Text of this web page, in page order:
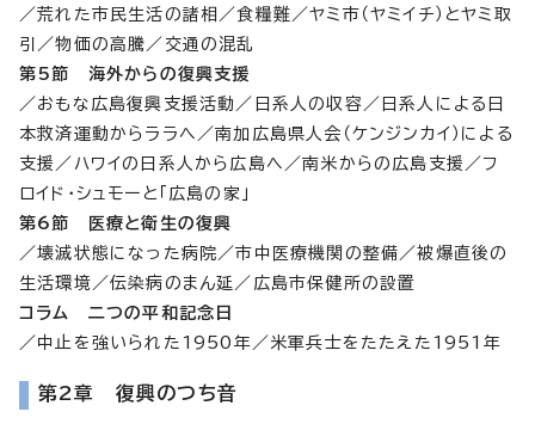
／荒れた市民生活の諸相／食糧難／ヤミ市（ヤミイチ）とヤミ取
引／物価の高騰／交通の混乱
第5節 海外からの復興支援
／おもな広島復興支援活動／日系人の収容／日系人による日
本救済運動からララへ／南加広島県人会（ケンジンカイ）による
支援／ハワイの日系人から広島へ／南米からの広島支援／フ
ロイド・シュモーと「広島の家」
第6節 医療と衛生の復興
／壊滅状態になった病院／市中医療機関の整備／被爆直後の
生活環境／伝染病のまん延／広島市保健所の設置
コラム 二つの平和記念日
／中止を強いられた1950年／米軍兵士をたたえた1951年
第2章 復興のつち音